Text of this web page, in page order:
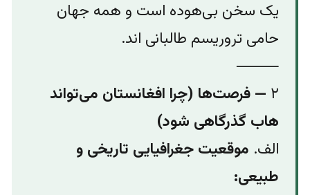
یک سخن بی‌هوده است و همه جهان
حامی تروریسم طالبانی اند.
⸻
۲ — فرصت‌ها (چرا افغانستان می‌تواند
هاب گذرگاهی شود)
الف. موقعیت جغرافیایی تاریخی و
طبیعی: